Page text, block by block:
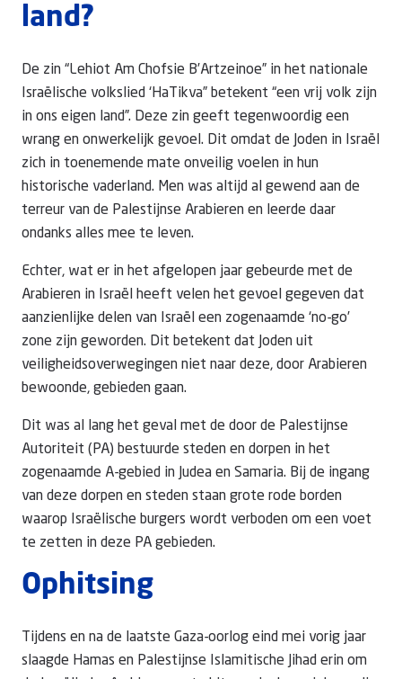
land?
De zin “Lehiot Am Chofsie B’Artzeinoe” in het nationale
Israëlische volkslied ‘HaTikva” betekent “een vrij volk zijn
in ons eigen land”. Deze zin geeft tegenwoordig een
wrang en onwerkelijk gevoel. Dit omdat de Joden in Israël
zich in toenemende mate onveilig voelen in hun
historische vaderland. Men was altijd al gewend aan de
terreur van de Palestijnse Arabieren en leerde daar
ondanks alles mee te leven.
Echter, wat er in het afgelopen jaar gebeurde met de
Arabieren in Israël heeft velen het gevoel gegeven dat
aanzienlijke delen van Israël een zogenaamde ‘no-go’
zone zijn geworden. Dit betekent dat Joden uit
veiligheidsoverwegingen niet naar deze, door Arabieren
bewoonde, gebieden gaan.
Dit was al lang het geval met de door de Palestijnse
Autoriteit (PA) bestuurde steden en dorpen in het
zogenaamde A-gebied in Judea en Samaria. Bij de ingang
van deze dorpen en steden staan grote rode borden
waarop Israëlische burgers wordt verboden om een voet
te zetten in deze PA gebieden.
Ophitsing
Tijdens en na de laatste Gaza-oorlog eind mei vorig jaar
slaagde Hamas en Palestijnse Islamitische Jihad erin om